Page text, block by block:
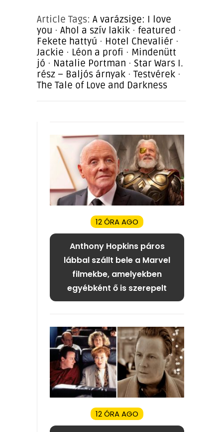
Article Tags: A varázsige: I love
you · Ahol a szív lakik · featured ·
Fekete hattyú · Hotel Chevaliér ·
Jackie · Léon a profi · Mindenütt
jó · Natalie Portman · Star Wars I.
rész – Baljós árnyak · Testvérek ·
The Tale of Love and Darkness
12 ÓRA AGO
Anthony Hopkins páros
lábbal szállt bele a Marvel
filmekbe, amelyekben
egyébként ő is szerepelt
12 ÓRA AGO